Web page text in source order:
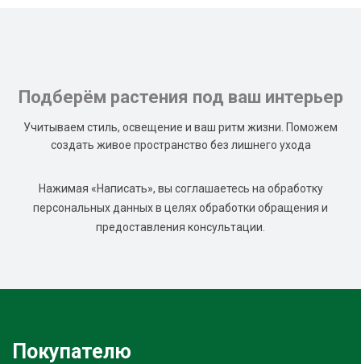
Подберём растения под ваш интерьер
Учитываем стиль, освещение и ваш ритм жизни. Поможем
создать живое пространство без лишнего ухода
Нажимая «Написать», вы соглашаетесь на обработку
персональных данных в целях обработки обращения и
предоставления консультации.
Покупателю